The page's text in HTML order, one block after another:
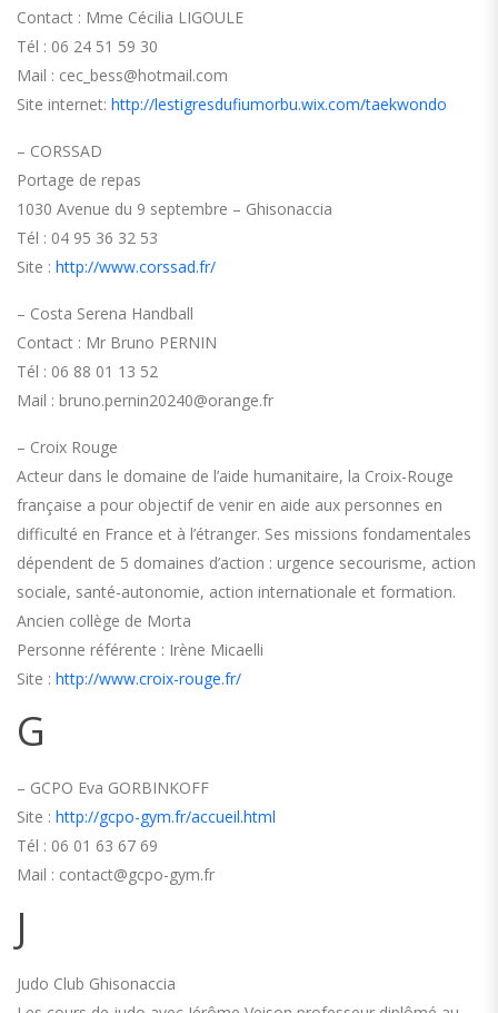
Contact : Mme Cécilia LIGOULE
Tél : 06 24 51 59 30
Mail : cec_bess@hotmail.com
Site internet: http://lestigresdufiumorbu.wix.com/taekwondo
– CORSSAD
Portage de repas
1030 Avenue du 9 septembre – Ghisonaccia
Tél : 04 95 36 32 53
Site : http://www.corssad.fr/
– Costa Serena Handball
Contact : Mr Bruno PERNIN
Tél : 06 88 01 13 52
Mail : bruno.pernin20240@orange.fr
– Croix Rouge
Acteur dans le domaine de l’aide humanitaire, la Croix-Rouge
française a pour objectif de venir en aide aux personnes en
difficulté en France et à l’étranger. Ses missions fondamentales
dépendent de 5 domaines d’action : urgence secourisme, action
sociale, santé-autonomie, action internationale et formation.
Ancien collège de Morta
Personne référente : Irène Micaelli
Site : http://www.croix-rouge.fr/
G
– GCPO Eva GORBINKOFF
Site : http://gcpo-gym.fr/accueil.html
Tél : 06 01 63 67 69
Mail : contact@gcpo-gym.fr
J
Judo Club Ghisonaccia